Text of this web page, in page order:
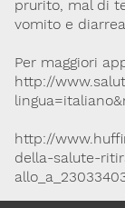
prurito, mal di
vomito e
Per maggiori
http://
http://
della-salute-
La Società
Lavoro e Studio
Cookie Policy
Disclaimer
Il contenuto di
informativo. La